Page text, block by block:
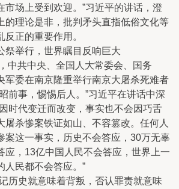
市场上受到欢迎。”习近平的讲话，澄
的理论是非，批判矛头直指低俗文化等
正的重要作用。
举行，世界瞩目反响巨大
共中央、全国人大常委会、国务
军委在南京隆重举行南京大屠杀死难者
前事，惕惕后人。”习近平在讲话中深
时代变迁而改变，事实也不会因巧舌
屠杀惨案铁证如山、不容篡改。任何人
案这一事实，历史不会答应，30万无辜
应，13亿中国人民不会答应，世界上一
人民都不会答应。”
史就意味着背叛，否认罪责就意味